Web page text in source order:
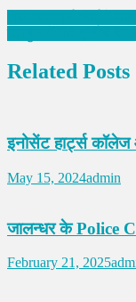
Related Posts
इनोसेंट हार्ट्स
May 15, 2024admin
जालन्धर के Police
February 21, 2025